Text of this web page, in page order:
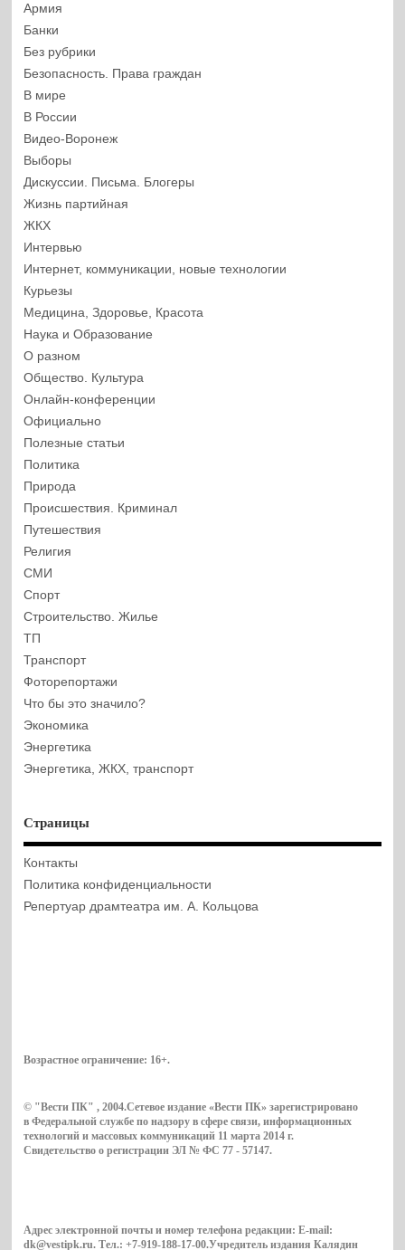
Армия
Банки
Без рубрики
Безопасность. Права граждан
В мире
В России
Видео-Воронеж
Выборы
Дискуссии. Письма. Блогеры
Жизнь партийная
ЖКХ
Интервью
Интернет, коммуникации, новые технологии
Курьезы
Медицина, Здоровье, Красота
Наука и Образование
О разном
Общество. Культура
Онлайн-конференции
Официально
Полезные статьи
Политика
Природа
Происшествия. Криминал
Путешествия
Религия
СМИ
Спорт
Строительство. Жилье
ТП
Транспорт
Фоторепортажи
Что бы это значило?
Экономика
Энергетика
Энергетика, ЖКХ, транспорт
Страницы
Контакты
Политика конфиденциальности
Репертуар драмтеатра им. А. Кольцова
Возрастное ограничение: 16+.
© "Вести ПК" , 2004.Сетевое издание «Вести ПК» зарегистрировано
в Федеральной службе по надзору в сфере связи, информационных
технологий и массовых коммуникаций 11 марта 2014 г.
Свидетельство о регистрации ЭЛ № ФС 77 - 57147.
Адрес электронной почты и номер телефона редакции: E-mail:
dk@vestipk.ru. Тел.: +7-919-188-17-00.Учредитель издания Калядин